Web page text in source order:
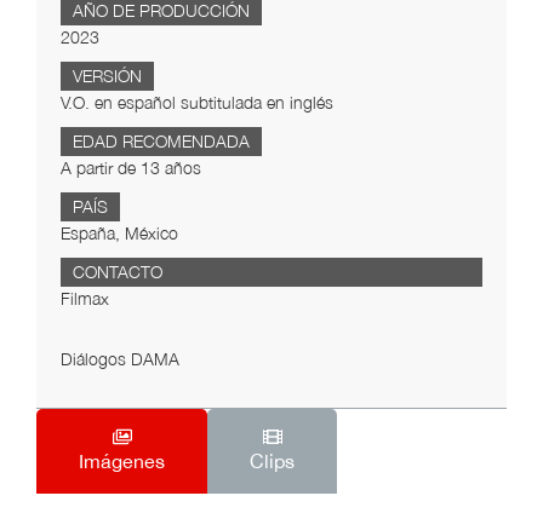
AÑO DE PRODUCCIÓN
2023
VERSIÓN
V.O. en español subtitulada en inglés
EDAD RECOMENDADA
A partir de 13 años
PAÍS
España, México
CONTACTO
Filmax
Diálogos DAMA
Imágenes Clips